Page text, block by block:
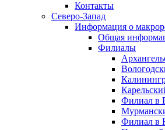
Контакты
Северо-Запад
Информация о
Общая
Филиалы
Филиал в
Филиал в